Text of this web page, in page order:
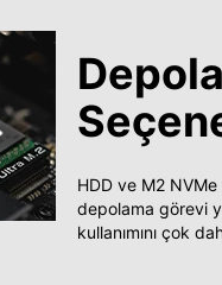
HDD ve M2
depolama görevi
kullanımını çok